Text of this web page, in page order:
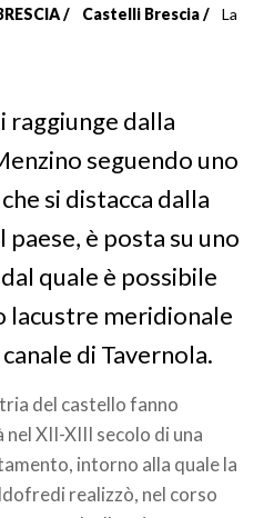
Castelli Brescia
La
raggiunge dalla
seguendo uno
si distacca dalla
è posta su uno
quale è possibile
lacustre meridionale
di Tavernola.
del castello fanno
nel XII-XIII secolo di una
intorno alla quale la
realizzò, nel corso